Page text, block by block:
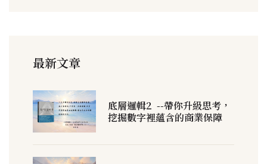
最新文章
底層邏輯2 --帶你升級思考，
挖掘數字裡蘊含的商業保障